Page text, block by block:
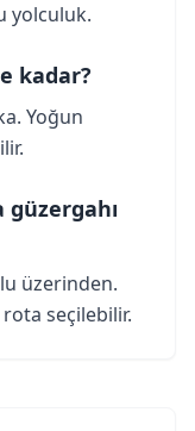
yolculuk.
kadar?
Yoğun
güzergahı
üzerinden.
seçilebilir.